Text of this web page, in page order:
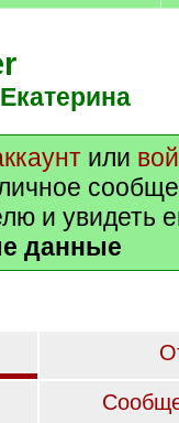
или
и увидеть
данные